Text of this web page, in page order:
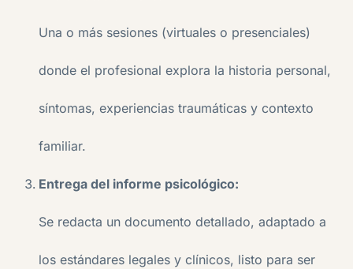
Una o más sesiones (virtuales o presenciales)
donde el profesional explora la historia personal,
síntomas, experiencias traumáticas y contexto
familiar.
Entrega del informe psicológico:
Se redacta un documento detallado, adaptado a
los estándares legales y clínicos, listo para ser